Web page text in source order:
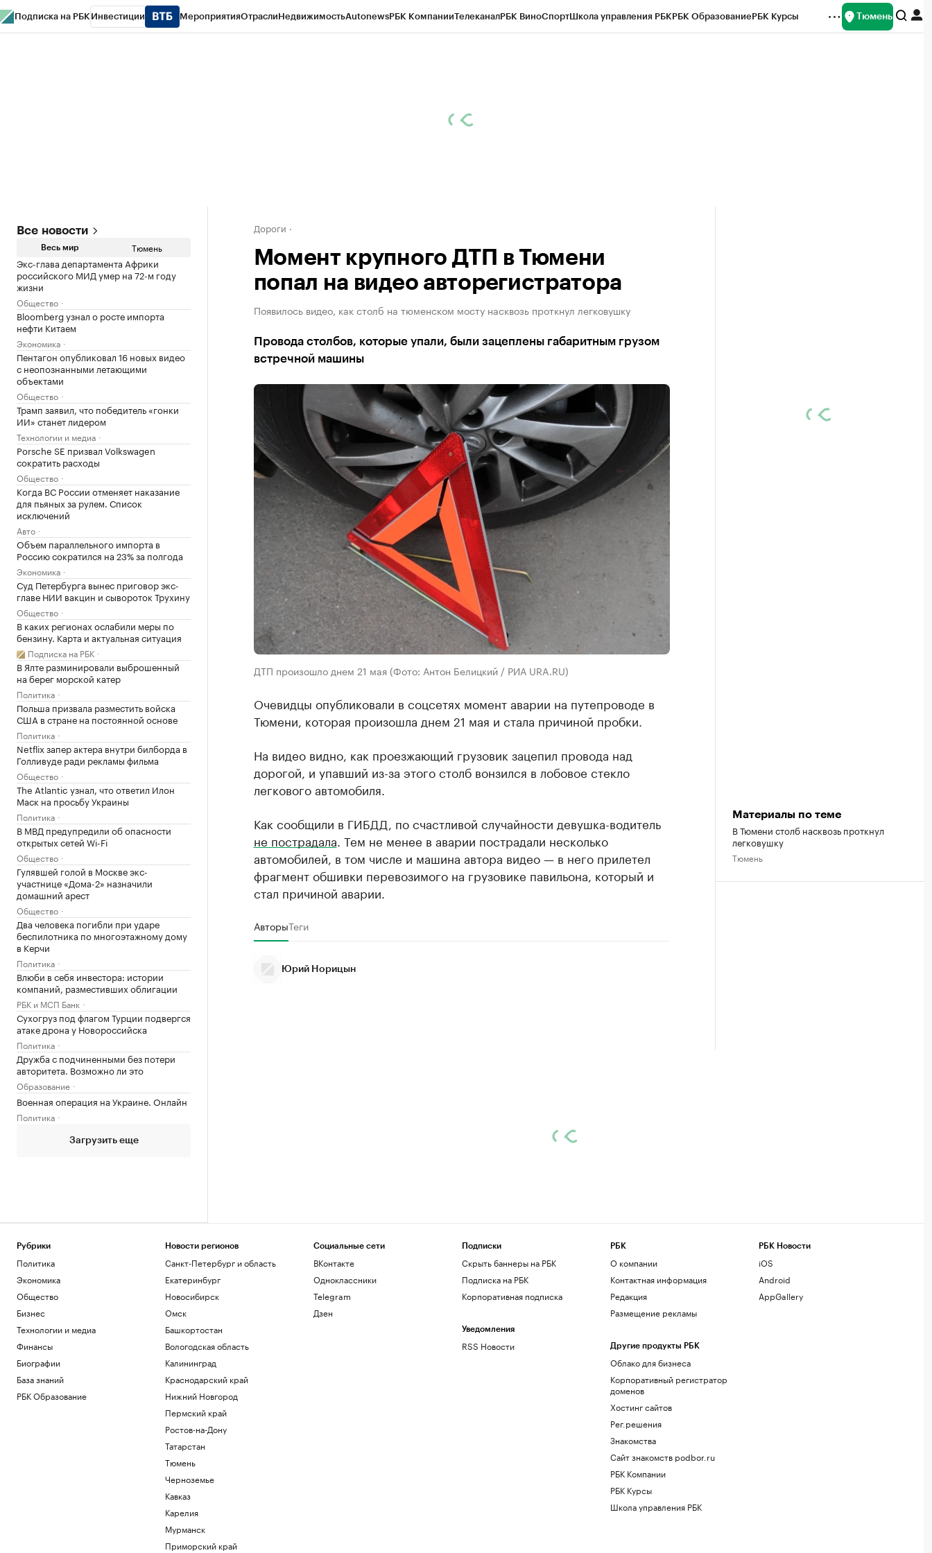
Подписка на РБК Инвестиции МероприятияОтраслиНедвижимостьAutonewsРБК КомпанииТелеканалРБК ВиноСпортШкола управления РБКРБК ОбразованиеРБК Курсы Тюмень
Все новости
Весь мир Тюмень
Экс-глава департамента Африки
российского МИД умер на 72-м году
жизни
Общество
Bloomberg узнал о росте импорта
нефти Китаем
Экономика
Пентагон опубликовал 16 новых видео
с неопознанными летающими
объектами
Общество
Трамп заявил, что победитель «гонки
ИИ» станет лидером
Технологии и медиа
Porsche SE призвал Volkswagen
сократить расходы
Общество
Когда ВС России отменяет наказание
для пьяных за рулем. Список
исключений
Авто
Объем параллельного импорта в
Россию сократился на 23% за полгода
Экономика
Суд Петербурга вынес приговор экс-
главе НИИ вакцин и сывороток Трухину
Общество
В каких регионах ослабили меры по
бензину. Карта и актуальная ситуация
Подписка на РБК
В Ялте разминировали выброшенный
на берег морской катер
Политика
Польша призвала разместить войска
США в стране на постоянной основе
Политика
Netflix запер актера внутри билборда в
Голливуде ради рекламы фильма
Общество
The Atlantic узнал, что ответил Илон
Маск на просьбу Украины
Политика
В МВД предупредили об опасности
открытых сетей Wi-Fi
Общество
Гулявшей голой в Москве экс-
участнице «Дома-2» назначили
домашний арест
Общество
Два человека погибли при ударе
беспилотника по многоэтажному дому
в Керчи
Политика
Влюби в себя инвестора: истории
компаний, разместивших облигации
РБК и МСП Банк
Сухогруз под флагом Турции подвергся
атаке дрона у Новороссийска
Политика
Дружба с подчиненными без потери
авторитета. Возможно ли это
Образование
Военная операция на Украине. Онлайн
Политика
Загрузить еще
Дороги
Момент крупного ДТП в Тюмени
попал на видео авторегистратора
Появилось видео, как столб на тюменском мосту насквозь проткнул легковушку
Провода столбов, которые упали, были зацеплены габаритным грузом
встречной машины
ДТП произошло днем 21 мая (Фото: Антон Белицкий / РИА URA.RU)
Очевидцы опубликовали в соцсетях момент аварии на путепроводе в
Тюмени, которая произошла днем 21 мая и стала причиной пробки.
На видео видно, как проезжающий грузовик зацепил провода над
дорогой, и упавший из-за этого столб вонзился в лобовое стекло
легкового автомобиля.
Как сообщили в ГИБДД, по счастливой случайности девушка-водитель
не пострадала . Тем не менее в аварии пострадали несколько
автомобилей, в том числе и машина автора видео — в него прилетел
фрагмент обшивки перевозимого на грузовике павильона, который и
стал причиной аварии.
АвторыТеги
Юрий Норицын
Материалы по теме
В Тюмени столб насквозь проткнул
легковушку
Тюмень
Рубрики
Политика
Экономика
Общество
Бизнес
Технологии и медиа
Финансы
Биографии
База знаний
РБК Образование
Новости регионов
Санкт-Петербург и область
Екатеринбург
Новосибирск
Омск
Башкортостан
Вологодская область
Калининград
Краснодарский край
Нижний Новгород
Пермский край
Ростов-на-Дону
Татарстан
Тюмень
Черноземье
Кавказ
Карелия
Мурманск
Приморский край
Социальные сети
ВКонтакте
Одноклассники
Telegram
Дзен
Подписки
Скрыть баннеры на РБК
Подписка на РБК
Корпоративная подписка
Уведомления
RSS Новости
РБК
О компании
Контактная информация
Редакция
Размещение рекламы
Другие продукты РБК
Облако для бизнеса
Корпоративный регистратор
доменов
Хостинг сайтов
Рег.решения
Знакомства
Сайт знакомств podbor.ru
РБК Компании
РБК Курсы
Школа управления РБК
РБК Новости
iOS
Android
AppGallery